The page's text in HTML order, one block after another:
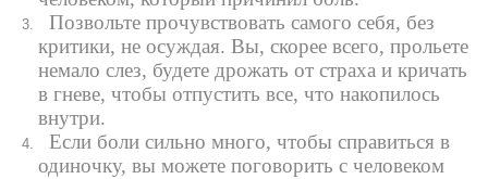
Позвольте прочувствовать самого себя, без
критики, не осуждая. Вы, скорее всего, прольете
немало слез, будете дрожать от страха и кричать
в гневе, чтобы отпустить все, что накопилось
внутри.
Если боли сильно много, чтобы справиться в
одиночку, вы можете поговорить с человеком